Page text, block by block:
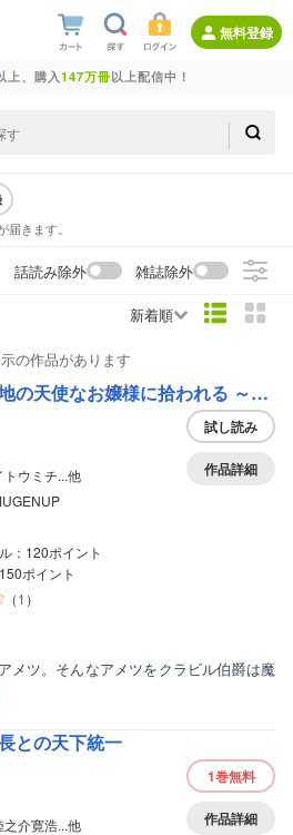
無料登録
上、購入147万冊以上配信中！
きます。
話読み除外 雑誌除外
新着順
の作品があります
いただけにもかかわらず、知らないうちに最強の魔術師になっていたようです～（分冊版）
ウミチ...他
：120ポイント
ポイント
（1 ）
試し読み
作品詳細
メツ。そんなアメツをクラビル伯爵は魔
との天下統一
介寛浩...他
1巻無料
作品詳細